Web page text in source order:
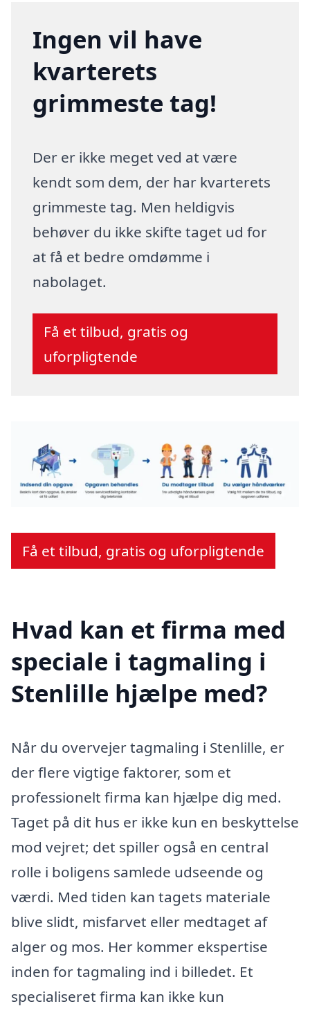
Ingen vil have
kvarterets
grimmeste tag!
Der er ikke meget ved at være
kendt som dem, der har kvarterets
grimmeste tag. Men heldigvis
behøver du ikke skifte taget ud for
at få et bedre omdømme i
nabolaget.
Få et tilbud, gratis og
uforpligtende
Få et tilbud, gratis og uforpligtende
Hvad kan et firma med
speciale i tagmaling i
Stenlille hjælpe med?
Når du overvejer tagmaling i Stenlille, er
der flere vigtige faktorer, som et
professionelt firma kan hjælpe dig med.
Taget på dit hus er ikke kun en beskyttelse
mod vejret; det spiller også en central
rolle i boligens samlede udseende og
værdi. Med tiden kan tagets materiale
blive slidt, misfarvet eller medtaget af
alger og mos. Her kommer ekspertise
inden for tagmaling ind i billedet. Et
specialiseret firma kan ikke kun